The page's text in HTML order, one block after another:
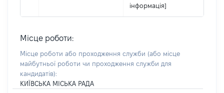
інформація]
Місце роботи:
Місце роботи або проходження служби (або місце
майбутньої роботи чи проходження служби для
кандидатів):
КИЇВСЬКА МІСЬКА РАДА